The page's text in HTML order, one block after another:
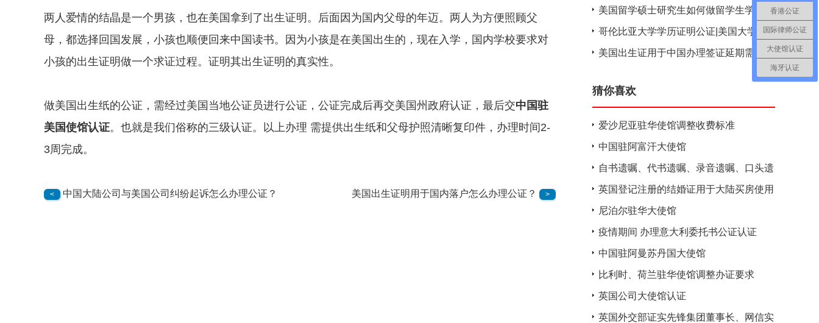
两人爱情的结晶是一个男孩，也在美国拿到了出生证明。后面因为国内父母的年迈。两人为方便照顾父
母，都选择回国发展，小孩也顺便回来中国读书。因为小孩是在美国出生的，现在入学，国内学校要求对
小孩的出生证明做一个求证过程。证明其出生证明的真实性。
做美国出生纸的公证，需经过美国当地公证员进行公证，公证完成后再交美国州政府认证，最后交中国驻
美国使馆认证。也就是我们俗称的三级认证。以上办理 需提供出生纸和父母护照清晰复印件，办理时间2-
3周完成。
< 中国大陆公司与美国公司纠纷起诉怎么办理公证？ 美国出生证明用于国内落户怎么办理公证？ >
用于国内
美国留学硕士研究生如何做留学生学历认
证获得教育部认可？
哥伦比亚大学学历证明公证|美国大学毕
业证书公证
美国出生证用于中国办理签证延期需做使
猜你喜欢
爱沙尼亚驻华使馆调整收费标准
中国驻阿富汗大使馆
自书遗嘱、代书遗嘱、录音遗嘱、口头遗
嘱和公证遗嘱，谁最有法律效力？
英国登记注册的结婚证用于大陆买房使用
怎么办理公证？
尼泊尔驻华大使馆
疫情期间 办理意大利委托书公证认证
中国驻阿曼苏丹国大使馆
比利时、荷兰驻华使馆调整办证要求
英国公司大使馆认证
英国外交部证实先锋集团董事长、网信实
香港公证
国际律师公证
大使馆认证
海牙认证